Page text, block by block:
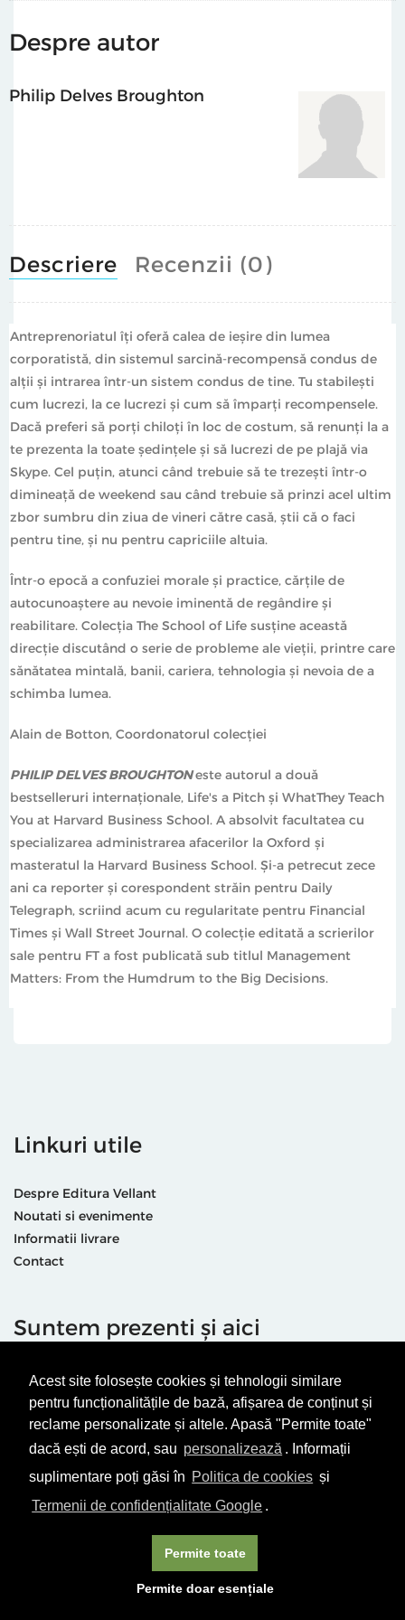
Acest site folosește cookies și tehnologii similare
pentru funcționalitățile de bază, afișarea de conținut și
reclame personalizate și altele. Apasă "Permite toate"
dacă ești de acord, sau personalizează . Informații
suplimentare poți găsi în Politica de cookies și
Termenii de confidențialitate Google .
Permite doar esențiale
Permite toate
Despre autor
Philip Delves Broughton
Descriere Recenzii (0)
Antreprenoriatul îţi oferă calea de ieşire din lumea
corporatistă, din sistemul sarcină-recompensă condus de
alţii și intrarea într-un sistem condus de tine. Tu stabileşti
cum lucrezi, la ce lucrezi şi cum să împarţi recompensele.
Dacă preferi să porţi chiloţi în loc de costum, să renunţi la a
te prezenta la toate şedinţele şi să lucrezi de pe plajă via
Skype. Cel puţin, atunci când trebuie să te trezeşti într-o
dimineaţă de weekend sau când trebuie să prinzi acel ultim
zbor sumbru din ziua de vineri către casă, ştii că o faci
pentru tine, şi nu pentru capriciile altuia.
Într-o epocă a confuziei morale şi practice, cărţile de
autocunoaştere au nevoie iminentă de regândire şi
reabilitare. Colecţia The School of Life susţine această
direcţie discutând o serie de probleme ale vieţii, printre care
sănătatea mintală, banii, cariera, tehnologia şi nevoia de a
schimba lumea.
Alain de Botton, Coordonatorul colecţiei
PHILIP DELVES BROUGHTONeste autorul a două
bestselleruri internaţionale, Life's a Pitch şi WhatThey Teach
You at Harvard Business School. A absolvit facultatea cu
specializarea administrarea afacerilor la Oxford şi
masteratul la Harvard Business School. Şi-a petrecut zece
ani ca reporter şi corespondent străin pentru Daily
Telegraph, scriind acum cu regularitate pentru Financial
Times şi Wall Street Journal. O colecţie editată a scrierilor
sale pentru FT a fost publicată sub titlul Management
Matters: From the Humdrum to the Big Decisions.
Linkuri utile
Despre Editura Vellant
Noutati si evenimente
Informatii livrare
Contact
Suntem prezenti și aici
Termeni & condiții
Politică de utilizare cookie-uri
Politică de Confidențialitate
ANPC